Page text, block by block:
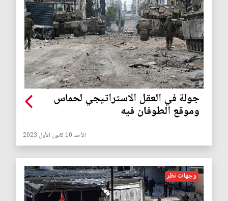
جولة في العقل الاستراتيجي لحماس
وموقع الطوفان فيه
الأحد 10 كانون الأول 2023
وجهات نظر